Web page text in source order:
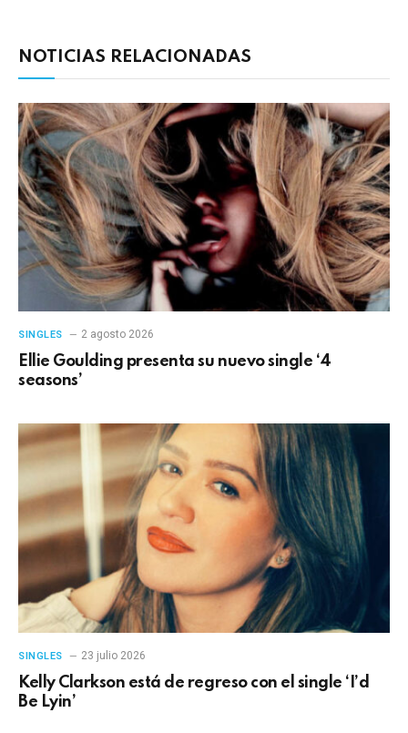
NOTICIAS RELACIONADAS
SINGLES 2 agosto 2026
Ellie Goulding presenta su nuevo single ‘4
seasons’
SINGLES 23 julio 2026
Kelly Clarkson está de regreso con el single ‘I’d
Be Lyin’